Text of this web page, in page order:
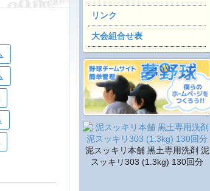
リンク
大会組合せ表
泥スッキリ本舗 黒土専用洗剤 泥
スッキリ303 (1.3kg) 130回分